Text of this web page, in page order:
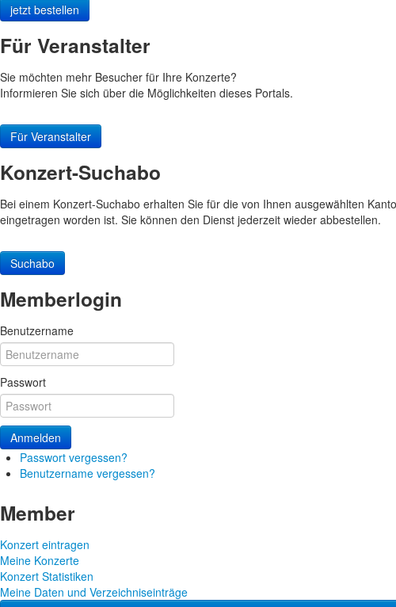
jetzt bestellen
Für Veranstalter
Sie möchten mehr Besucher für Ihre Konzerte?
Informieren Sie sich über die Möglichkeiten dieses Portals.
Für Veranstalter
Konzert-Suchabo
Bei einem Konzert-Suchabo erhalten Sie für die von Ihnen ausgewählten
eingetragen worden ist. Sie können den Dienst jederzeit wieder abbestellen.
Suchabo
Memberlogin
Benutzername
Passwort
Anmelden
Passwort vergessen?
Benutzername vergessen?
Member
Konzert eintragen
Meine Konzerte
Konzert Statistiken
Meine Daten und Verzeichniseinträge